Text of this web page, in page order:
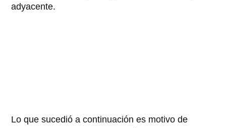
adyacente.
Lo que sucedió a continuación es motivo de